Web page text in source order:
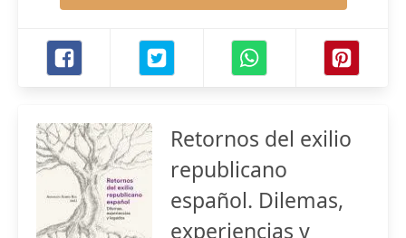
Retornos del exilio
republicano
español. Dilemas,
experiencias y